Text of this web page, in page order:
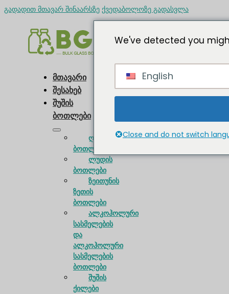
გადადით მთავარ შინაარსზე ქვედაბოლოზე გადასვლა
მთავარი
შესახებ
შუშის
ბოთლები
ღვინის
ბოთლები
ლუდის
ბოთლები
ზეითუნის
ზეთის
ბოთლები
ალკოჰოლური
სასმელების
და
ალკოჰოლური
სასმელების
ბოთლები
შუშის
ქილები
We've detected you
English
Close and do not switch